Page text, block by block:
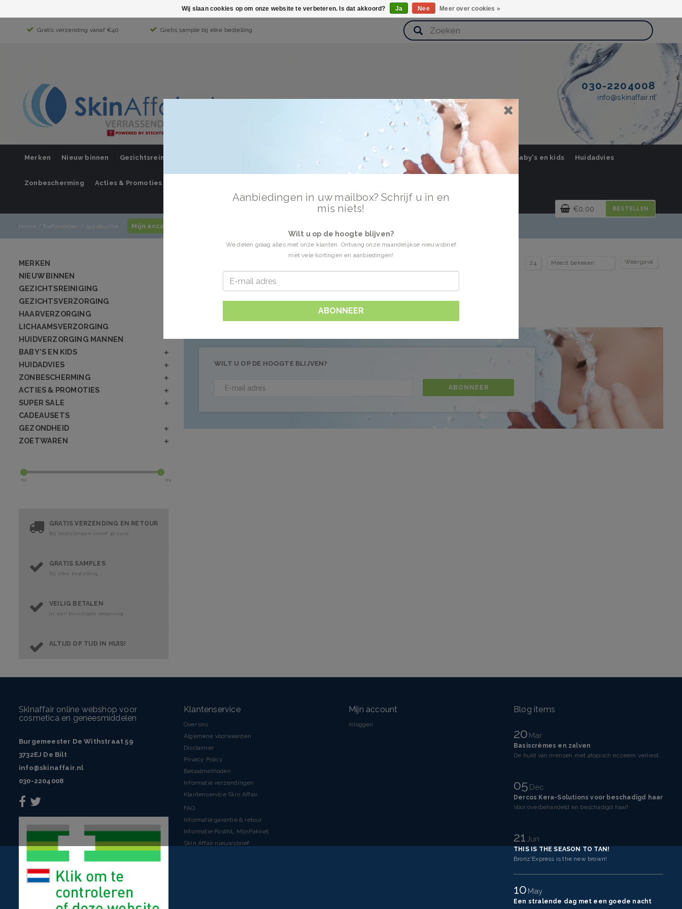
Gratis verzending vanaf €40 Gratis sample bij elke bestelling
030-2204008
info@skinaffair.nl
Merken Nieuw binnen Gezichtsreiniging Lichaamsverzorging Huidverzorging Mannen Baby's en kids Huidadvies
Zonbescherming Acties & Promoties
€0,00 BESTELLEN
Home/ Trefwoorden / spa douche Mijn account / inloggen
MERKEN
NIEUW BINNEN
GEZICHTSREINIGING
GEZICHTSVERZORGING
HAARVERZORGING
LICHAAMSVERZORGING
HUIDVERZORGING MANNEN
BABY'S EN KIDS
HUIDADVIES
ZONBESCHERMING
ACTIES & PROMOTIES
SUPER SALE
CADEAUSETS
GEZONDHEID
ZOETWAREN
€0 €5
GRATIS VERZENDING EN RETOUR
Bij bestellingen vanaf 40 euro
GRATIS SAMPLES
Bij elke bestelling
VEILIG BETALEN
In een beveiligde omgeving
ALTIJD OP TIJD IN HUIS!
Producten getagd met spa douche Weergave
Geen producten gevonden!...
WILT U OP DE HOOGTE BLIJVEN?
ABONNEER
Skinaffair online webshop voor
cosmetica en geneesmiddelen
Burgemeester De Withstraat 59
3732EJ De Bilt
info@skinaffair.nl
030-2204008
Klantenservice
Over ons
Algemene voorwaarden
Disclaimer
Privacy Policy
Betaalmethoden
Informatie verzendingen
Klantenservice Skin Affair
FAQ
Informatie garantie & retour
Informatie PostNL MijnPakket
Skin Affair nieuwsbrief
Mijn account
Inloggen
Blog items
20Mar
Basiscrèmes en zalven
De huid van mensen met atopisch eczeem verliest makkelijker vocht dan een gezonde huid. Dit komt doo
05Dec
Dercos Kera-Solutions voor beschadigd haar
Voor overbehandeld en beschadigd haar!
21Jun
THIS IS THE SEASON TO TAN!
Bronz'Express is the new brown!
10May
Een stralende dag met een goede nacht
Aanbiedingen in uw mailbox? Schrijf u in en
mis niets!
Wilt u op de hoogte blijven?
We delen graag alles met onze klanten. Ontvang onze maandelijkse nieuwsbrief
met vele kortingen en aanbiedingen!
ABONNEER
Wij slaan cookies op om onze website te verbeteren. Is dat akkoord? Ja Nee Meer over cookies »